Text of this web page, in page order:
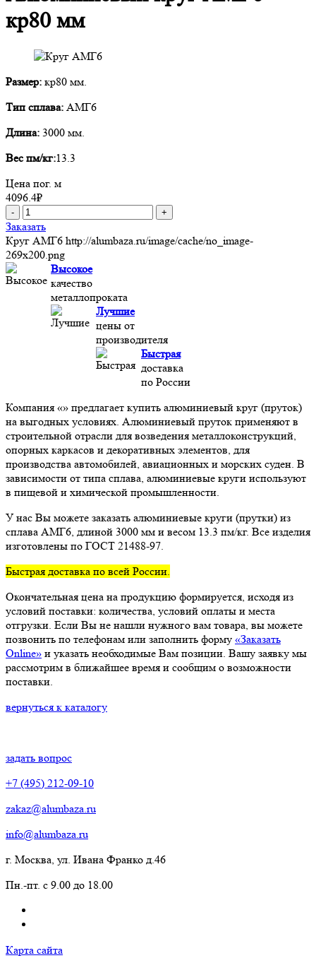
кр80 мм
Размер: кр80 мм.
Тип сплава: АМГ6
Длина: 3000 мм.
Вес пм/кг:13.3
Цена пог. м
4096.4₽
- +
Заказать
Круг АМГ6 http://alumbaza.ru/image/cache/no_image-
269x200.png
Высокое
качество
металлопроката
Лучшие
цены от
производителя
Быстрая
доставка
по России
Компания «» предлагает купить алюминиевый круг (пруток)
на выгодных условиях. Алюминиевый пруток применяют в
строительной отрасли для возведения металлоконструкций,
опорных каркасов и декоративных элементов, для
производства автомобилей, авиационных и морских суден. В
зависимости от типа сплава, алюминиевые круги используют
в пищевой и химической промышленности.
У нас Вы можете заказать алюминиевые круги (прутки) из
сплава АМГ6, длиной 3000 мм и весом 13.3 пм/кг. Все изделия
изготовлены по ГОСТ 21488-97.
Быстрая доставка по всей России.
Окончательная цена на продукцию формируется, исходя из
условий поставки: количества, условий оплаты и места
отгрузки. Если Вы не нашли нужного вам товара, вы можете
позвонить по телефонам или заполнить форму «Заказать
Online» и указать необходимые Вам позиции. Вашу заявку мы
рассмотрим в ближайшее время и сообщим о возможности
поставки.
вернуться к каталогу
задать вопрос
+7 (495) 212-09-10
zakaz@alumbaza.ru
info@alumbaza.ru
г. Москва, ул. Ивана Франко д.46
Пн.-пт. с 9.00 до 18.00
Карта сайта